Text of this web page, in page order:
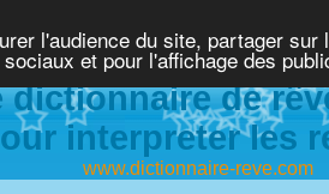
l'audience du site, partager
et pour l'affichage des
dictionnaire de
interpreter les
www.dictionnaire-reve.com